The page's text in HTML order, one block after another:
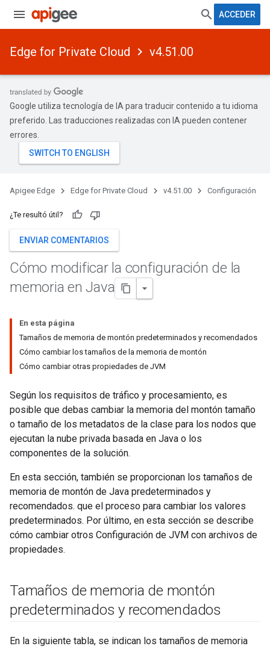
ACCEDER
Edge for Private Cloud v4.51.00
Google utiliza tecnología de IA para traducir contenido a tu idioma
preferido. Las traducciones realizadas con IA pueden contener
errores.
Apigee Edge Edge for Private Cloud v4.51.00 Configuración
¿Te resultó útil?
ENVIAR COMENTARIOS
Cómo modificar la configuración de la
memoria en Java
En esta página
Tamaños de memoria de montón predeterminados y recomendados
Cómo cambiar los tamaños de la memoria de montón
Cómo cambiar otras propiedades de JVM
Según los requisitos de tráfico y procesamiento, es
posible que debas cambiar la memoria del montón tamaño
o tamaño de los metadatos de la clase para los nodos que
ejecutan la nube privada basada en Java o los
componentes de la solución.
En esta sección, también se proporcionan los tamaños de
memoria de montón de Java predeterminados y
recomendados. que el proceso para cambiar los valores
predeterminados. Por último, en esta sección se describe
cómo cambiar otros Configuración de JVM con archivos de
propiedades.
Tamaños de memoria de montón
predeterminados y recomendados
En la siguiente tabla, se indican los tamaños de memoria